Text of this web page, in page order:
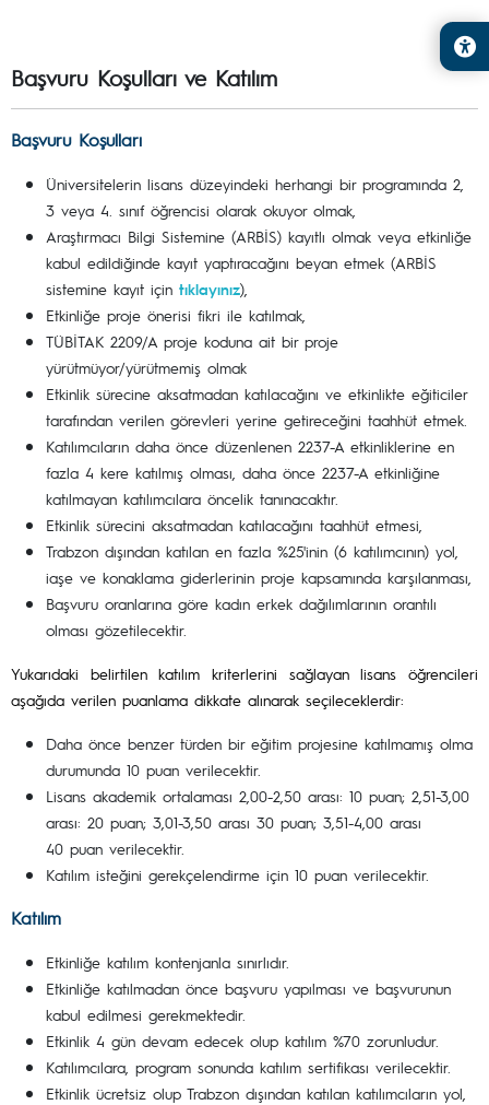
Başvuru Koşulları ve Katılım
Başvuru Koşulları
Üniversitelerin lisans düzeyindeki herhangi bir programında 2,
3 veya 4. sınıf öğrencisi olarak okuyor olmak,
Araştırmacı Bilgi Sistemine (ARBİS) kayıtlı olmak veya etkinliğe
kabul edildiğinde kayıt yaptıracağını beyan etmek (ARBİS
sistemine kayıt için tıklayınız),
Etkinliğe proje önerisi fikri ile katılmak,
TÜBİTAK 2209/A proje koduna ait bir proje
yürütmüyor/yürütmemiş olmak
Etkinlik sürecine aksatmadan katılacağını ve etkinlikte eğiticiler
tarafından verilen görevleri yerine getireceğini taahhüt etmek.
Katılımcıların daha önce düzenlenen 2237-A etkinliklerine en
fazla 4 kere katılmış olması, daha önce 2237-A etkinliğine
katılmayan katılımcılara öncelik tanınacaktır.
Etkinlik sürecini aksatmadan katılacağını taahhüt etmesi,
Trabzon dışından katılan en fazla %25'inin (6 katılımcının) yol,
iaşe ve konaklama giderlerinin proje kapsamında karşılanması,
Başvuru oranlarına göre kadın erkek dağılımlarının orantılı
olması gözetilecektir.
Yukarıdaki belirtilen katılım kriterlerini sağlayan lisans öğrencileri
aşağıda verilen puanlama dikkate alınarak seçileceklerdir:
Daha önce benzer türden bir eğitim projesine katılmamış olma
durumunda 10 puan verilecektir.
Lisans akademik ortalaması 2,00-2,50 arası: 10 puan; 2,51-3,00
arası: 20 puan; 3,01-3,50 arası 30 puan; 3,51-4,00 arası
40 puan verilecektir.
Katılım isteğini gerekçelendirme için 10 puan verilecektir.
Katılım
Etkinliğe katılım kontenjanla sınırlıdır.
Etkinliğe katılmadan önce başvuru yapılması ve başvurunun
kabul edilmesi gerekmektedir.
Etkinlik 4 gün devam edecek olup katılım %70 zorunludur.
Katılımcılara, program sonunda katılım sertifikası verilecektir.
Etkinlik ücretsiz olup Trabzon dışından katılan katılımcıların yol,